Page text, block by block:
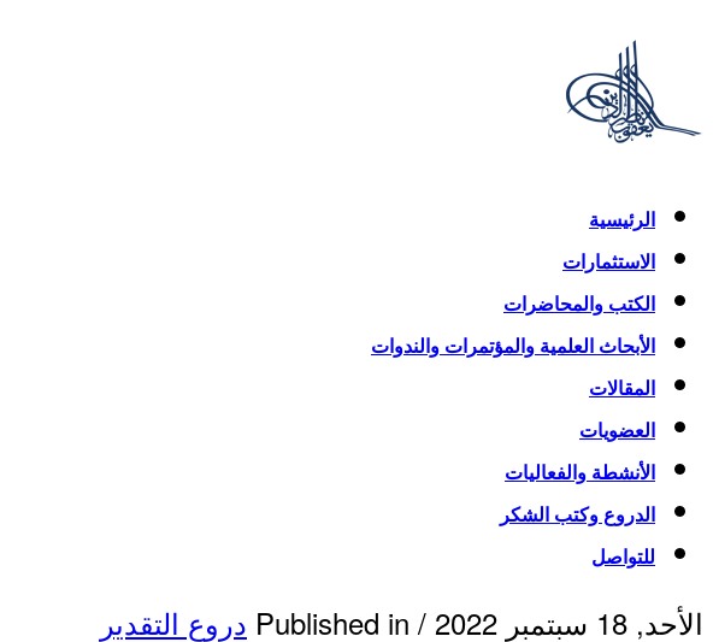
الرئيسية
الاستثمارات
الكتب والمحاضرات
الأبحاث العلمية والمؤتمرات والندوات
المقالات
العضويات
الأنشطة والفعاليات
الدروع وكتب الشكر
للتواصل
الأحد, 18 سبتمبر 2022 /
Published in دروع التقدير